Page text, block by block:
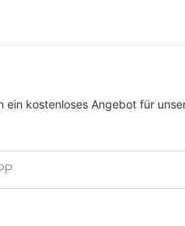
ein kostenloses Angebot für